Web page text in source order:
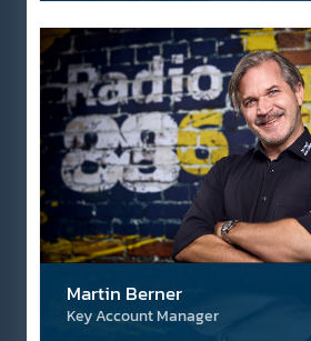
Martin Berner
Key Account Manager